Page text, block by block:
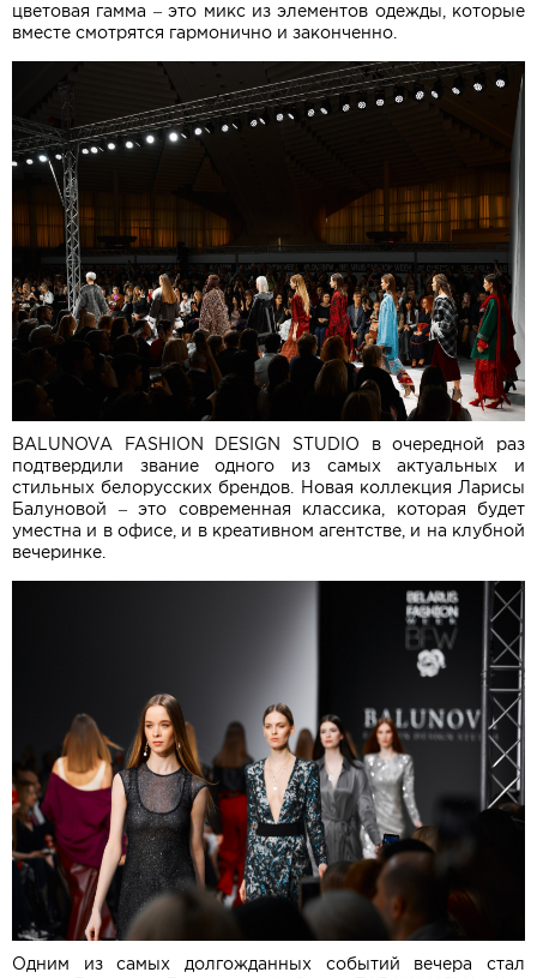
цветовая гамма – это микс из элементов одежды, которые
вместе смотрятся гармонично и законченно.
BALUNOVA FASHION DESIGN STUDIO в очередной раз
подтвердили звание одного из самых актуальных и
стильных белорусских брендов. Новая коллекция Ларисы
Балуновой – это современная классика, которая будет
уместна и в офисе, и в креативном агентстве, и на клубной
вечеринке.
Одним из самых долгожданных событий вечера стал